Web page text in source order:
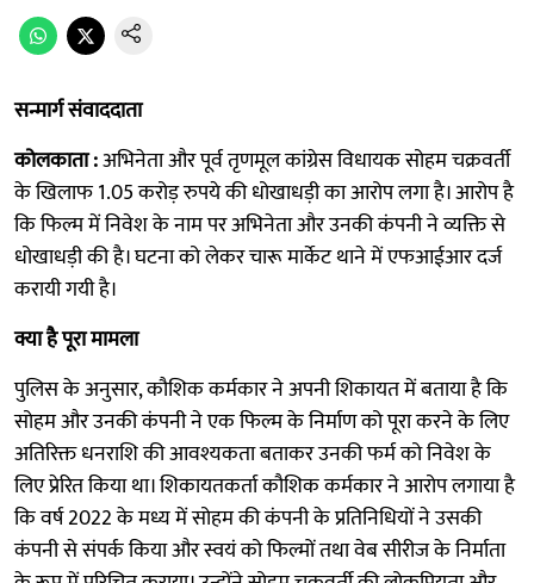
सन्मार्ग संवाददाता
कोलकाता :अभिनेता और पूर्व तृणमूल कांग्रेस विधायक सोहम चक्रवर्ती
के खिलाफ 1.05 करोड़ रुपये की धोखाधड़ी का आरोप लगा है। आरोप है
कि फिल्म में निवेश के नाम पर अभिनेता और उनकी कंपनी ने व्यक्ति से
धोखाधड़ी की है। घटना को लेकर चारू मार्केट थाने में एफआईआर दर्ज
करायी गयी है।
क्या है पूरा मामला
पुलिस के अनुसार, कौशिक कर्मकार ने अपनी शिकायत में बताया है कि
सोहम और उनकी कंपनी ने एक फिल्म के निर्माण को पूरा करने के लिए
अतिरिक्त धनराशि की आवश्यकता बताकर उनकी फर्म को निवेश के
लिए प्रेरित किया था। शिकायतकर्ता कौशिक कर्मकार ने आरोप लगाया है
कि वर्ष 2022 के मध्य में सोहम की कंपनी के प्रतिनिधियों ने उसकी
कंपनी से संपर्क किया और स्वयं को फिल्मों तथा वेब सीरीज के निर्माता